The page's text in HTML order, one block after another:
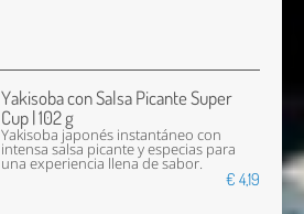
Yakisoba con Salsa Picante Super
Cup | 102 g
Yakisoba japonés instantáneo con
intensa salsa picante y especias para
una experiencia llena de sabor.
€ 4,19